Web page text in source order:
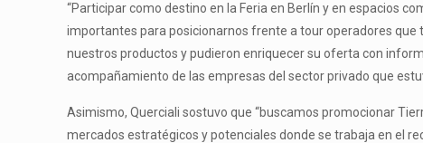
“Participar como destino en la Feria en Berlín y en espacios
importantes para posicionarnos frente a tour operadores que
nuestros productos y pudieron enriquecer su oferta con
acompañamiento de las empresas del sector privado que
Asimismo, Querciali sostuvo que “buscamos promocionar
mercados estratégicos y potenciales donde se trabaja en el